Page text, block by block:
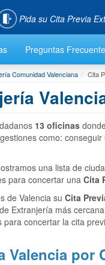
Pida su Cita Previa
Preguntas
Comunidad Valenciana Cita
13 oficinas
como:
una lista de
para concertar una Cita
de Valencia su Cita
Extranjería más
concertar la cita
Valencia por